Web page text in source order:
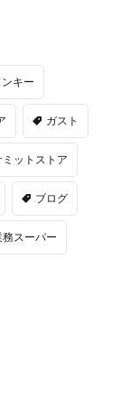
キー
ガスト
ミットストア
ブログ
務スーパー